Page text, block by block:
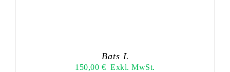
Bats L
150,00 € Exkl. MwSt.